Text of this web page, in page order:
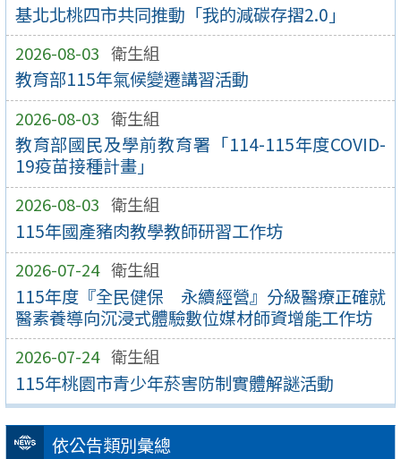
基北北桃四市共同推動「我的減碳存摺2.0」
2026-08-03 衛生組
教育部115年氣候變遷講習活動
2026-08-03 衛生組
教育部國民及學前教育署「114-115年度COVID-
19疫苗接種計畫」
2026-08-03 衛生組
115年國產豬肉教學教師研習工作坊
2026-07-24 衛生組
115年度『全民健保 永續經營』分級醫療正確就
醫素養導向沉浸式體驗數位媒材師資增能工作坊
2026-07-24 衛生組
115年桃園市青少年菸害防制實體解謎活動
依公告類別彙總